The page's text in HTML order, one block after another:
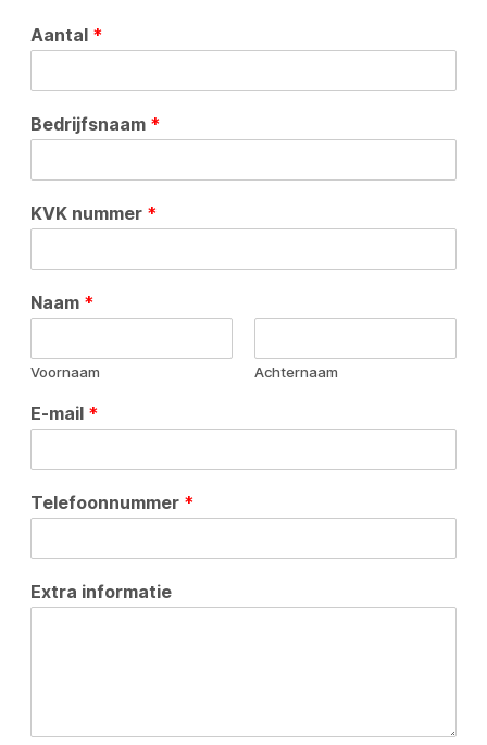
Aantal *
Bedrijfsnaam *
KVK nummer *
Naam *
Voornaam Achternaam
E-mail *
Telefoonnummer *
Extra informatie